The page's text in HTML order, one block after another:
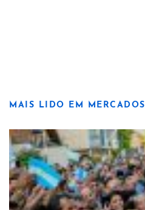
MAIS LIDO EM